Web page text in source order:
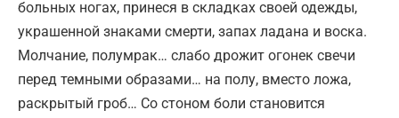
больных ногах, принеся в складках своей одежды,
украшенной знаками смерти, запах ладана и воска.
Молчание, полумрак… слабо дрожит огонек свечи
перед темными образами… на полу, вместо ложа,
раскрытый гроб… Со стоном боли становится